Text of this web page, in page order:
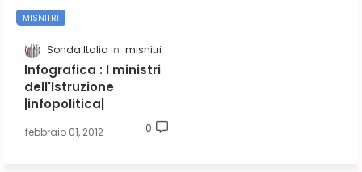
MISNITRI
Sonda Italia misnitri
Infografica : I ministri
dell'Istruzione
|infopolitica|
febbraio 01, 2012 0